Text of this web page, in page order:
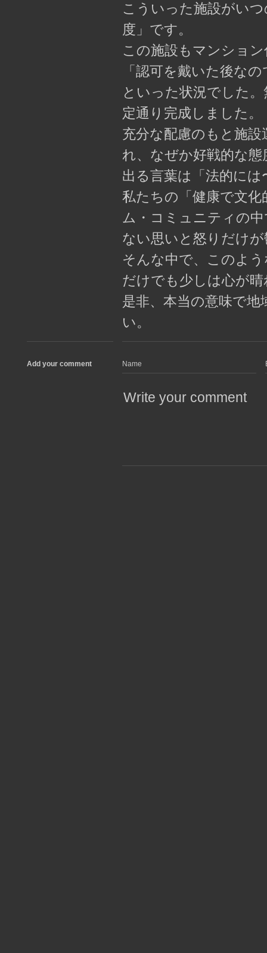
こういった施設がい
度」です。
この施設もマンショ
「認可を戴いた後な
といった状況でした
定通り完成しました。
充分な配慮のもと施
れ、なぜか好戦的な
出る言葉は「法的に
私たちの「健康で文
ム・コミュニティの
ない思いと怒りだけ
そんな中で、このよ
だけでも少しは心が
是非、本当の意味で
い。
Add your comment